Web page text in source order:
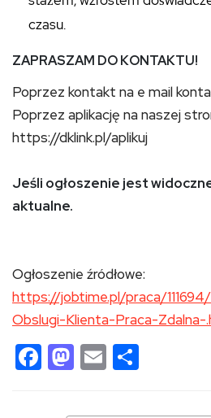
czasu.
ZAPRASZAM DO KONTAKTU!
Poprzez kontakt na e mail
Poprzez aplikację na naszej
https://dklink.pl/aplikuj
Jeśli ogłoszenie jest
aktualne.
Ogłoszenie źródłowe:
https://jobtime.pl/praca/
Obslugi-Klienta-Praca-Zdalna-
Facebook
Mastodon
Email